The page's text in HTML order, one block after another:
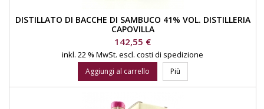
DISTILLATO DI BACCHE DI SAMBUCO 41% VOL. DISTILLERIA
CAPOVILLA
Prezzo
142,55 €
inkl. 22 % MwSt. escl. costi di spedizione
Aggiungi al carrello Più